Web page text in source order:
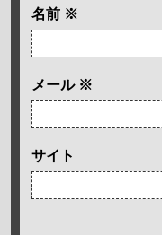
名前 ※
メール ※
サイト